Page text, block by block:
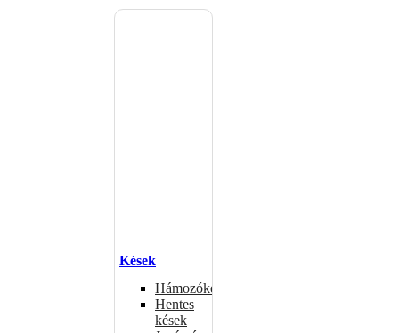
Kések
Hámozókések
Hentes
kések